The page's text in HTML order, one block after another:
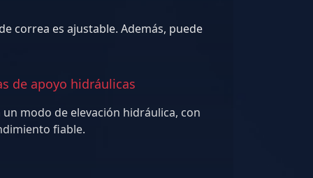
correa es ajustable. Además, puede
de apoyo hidráulicas
modo de elevación hidráulica, con
operación conveniente y rendimiento fiable.